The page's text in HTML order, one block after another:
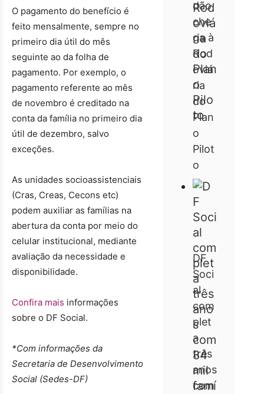
dão
che
ga à
Rod
oviá
ria
do
Plan
o
Pilot
o
DF
Soci
al
com
plet
a
três
anos
com
O pagamento do benefício é
feito mensalmente, sempre no
primeiro dia útil do mês
seguinte ao da folha de
pagamento. Por exemplo, o
pagamento referente ao mês
de novembro é creditado na
conta da família no primeiro dia
útil de dezembro, salvo
exceções.
As unidades socioassistenciais
(Cras, Creas, Cecons etc)
podem auxiliar as famílias na
abertura da conta por meio do
celular institucional, mediante
avaliação da necessidade e
disponibilidade.
Confira mais informações
sobre o DF Social.
*Com informações da
Secretaria de Desenvolvimento
Social (Sedes-DF)